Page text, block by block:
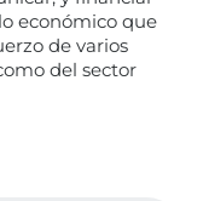
económico que
de varios
del sector